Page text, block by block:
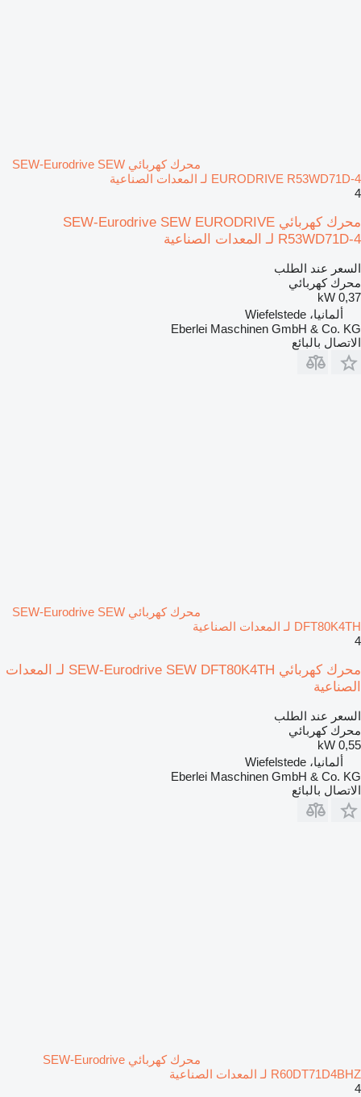
محرك كهربائي SEW-Eurodrive SEW
EURODRIVE R53WD71D-4 لـ المعدات الصناعية
4
محرك كهربائي SEW-Eurodrive SEW EURODRIVE
R53WD71D-4 لـ المعدات الصناعية
السعر عند الطلب
محرك كهربائي
0,37 kW
ألمانيا، Wiefelstede
Eberlei Maschinen GmbH & Co. KG
الاتصال بالبائع
محرك كهربائي SEW-Eurodrive SEW
DFT80K4TH لـ المعدات الصناعية
4
محرك كهربائي SEW-Eurodrive SEW DFT80K4TH لـ المعدات
الصناعية
السعر عند الطلب
محرك كهربائي
0,55 kW
ألمانيا، Wiefelstede
Eberlei Maschinen GmbH & Co. KG
الاتصال بالبائع
محرك كهربائي SEW-Eurodrive
R60DT71D4BHZ لـ المعدات الصناعية
4